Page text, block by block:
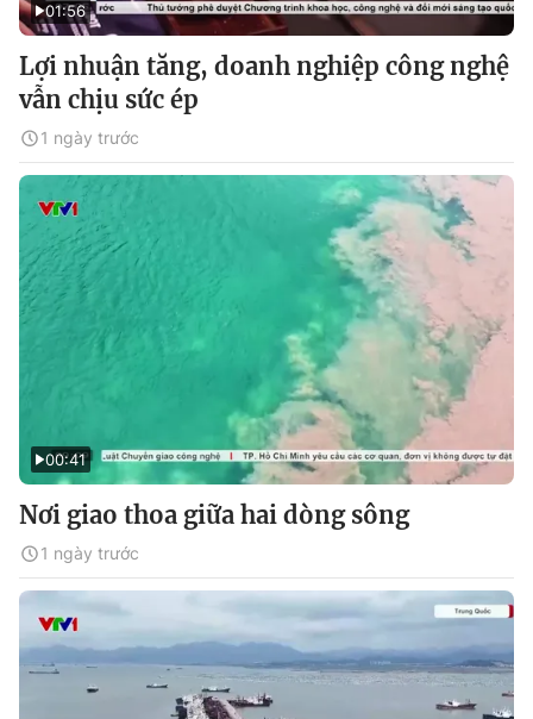
01:56
Lợi nhuận tăng, doanh nghiệp công nghệ
vẫn chịu sức ép
1 ngày trước
00:41
Nơi giao thoa giữa hai dòng sông
1 ngày trước